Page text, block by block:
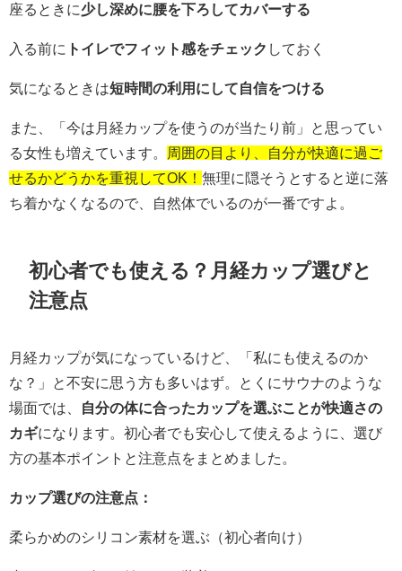
座るときに少し深めに腰を下ろしてカバーする
入る前に トイレでフィット感をチェック しておく
気になるときは短時間の利用にして自信をつける
また、「今は月経カップを使うのが当たり前」と思ってい
る女性も増えています。
周囲の目より、自分が快適に過ご
せるかどうかを重視してOK！ 無理に隠そうとすると逆に落
ち着かなくなるので、自然体でいるのが一番ですよ。
初心者でも使える？月経カップ選びと
注意点
月経カップが気になっているけど、「私にも使えるのか
な？」と不安に思う方も多いはず。とくにサウナのような
場面では、
自分の体に合ったカップを選ぶことが快適さの
カギになります。初心者でも安心して使えるように、選び
方の基本ポイントと注意点をまとめました。
カップ選びの注意点：
柔らかめのシリコン素材を選ぶ（初心者向け）